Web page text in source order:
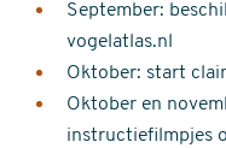
September:
vogelatlas.nl
Oktober: start
Oktober en
instructiefilmpjes